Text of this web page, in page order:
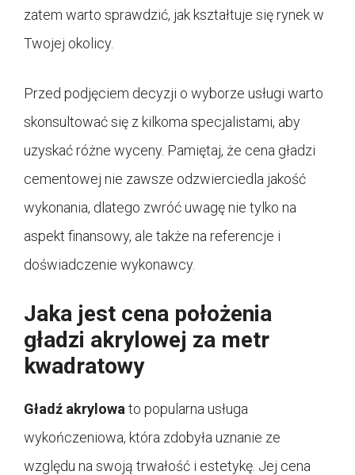
zatem warto sprawdzić, jak kształtuje się rynek w
Twojej okolicy.
Przed podjęciem decyzji o wyborze usługi warto
skonsultować się z kilkoma specjalistami, aby
uzyskać różne wyceny. Pamiętaj, że cena gładzi
cementowej nie zawsze odzwierciedla jakość
wykonania, dlatego zwróć uwagę nie tylko na
aspekt finansowy, ale także na referencje i
doświadczenie wykonawcy.
Jaka jest cena położenia
gładzi akrylowej za metr
kwadratowy
Gładź akrylowa to popularna usługa
wykończeniowa, która zdobyła uznanie ze
względu na swoją trwałość i estetykę. Jej cena